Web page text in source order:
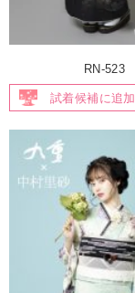
RN-523
試着候補に追加